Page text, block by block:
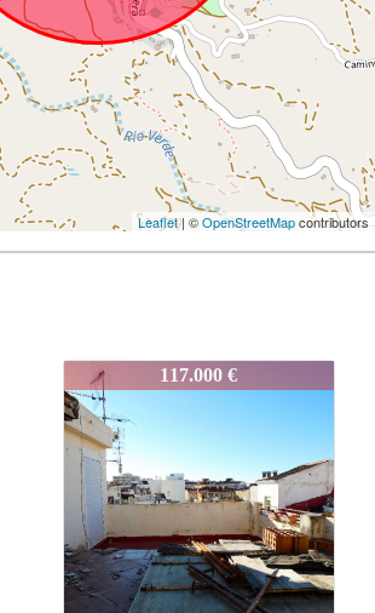
Leaflet| ©OpenStreetMapcontributors
J956 84.000 €